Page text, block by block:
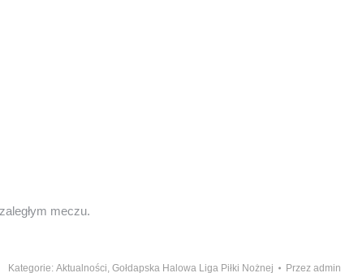
meczu.
Kategorie: Aktualności, Gołdapska Halowa Liga Piłki Nożnej Przez admin